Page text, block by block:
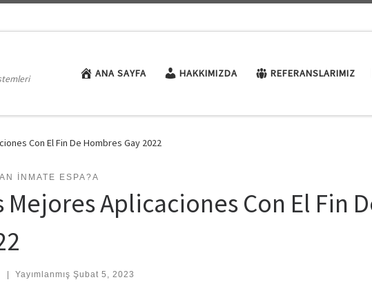
ANA SAYFA HAKKIMIZDA REFERANSLARIMIZ
Con El Fin De Hombres Gay 2022
INMATE ESPA?A
Mejores Aplicaciones Con El Fin
Yayımlanmış Şubat 5, 2023